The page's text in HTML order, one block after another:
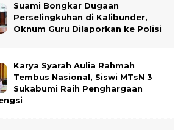
Suami Bongkar Dugaan
Perselingkuhan di Kalibunder,
Oknum Guru Dilaporkan ke Polisi
Karya Syarah Aulia Rahmah
Tembus Nasional, Siswi MTsN 3
Sukabumi Raih Penghargaan